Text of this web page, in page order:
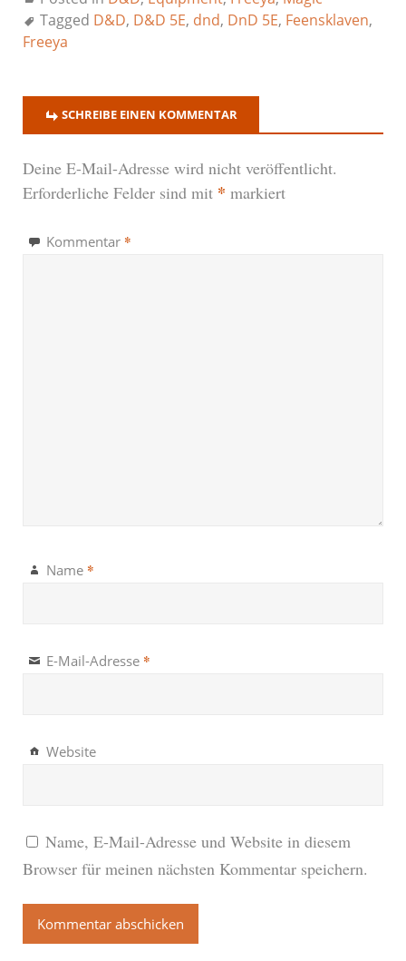
Tagged D&D, D&D 5E, dnd, DnD 5E, Feensklaven,
Freeya
SCHREIBE EINEN KOMMENTAR
Deine E-Mail-Adresse wird nicht veröffentlicht.
Erforderliche Felder sind mit * markiert
Kommentar *
Name *
E-Mail-Adresse *
Website
Name, E-Mail-Adresse und Website in diesem
Browser für meinen nächsten Kommentar speichern.